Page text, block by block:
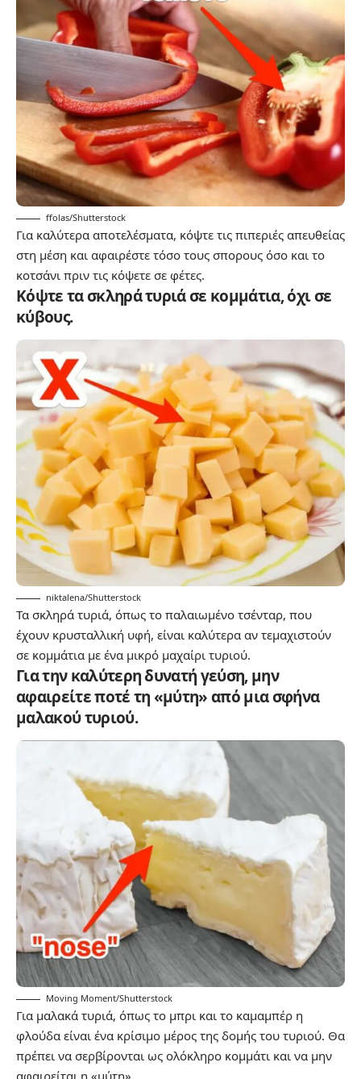
ffolas/Shutterstock
Για καλύτερα αποτελέσματα, κόψτε τις πιπεριές απευθείας
στη μέση και αφαιρέστε τόσο τους σπορους όσο και το
κοτσάνι πριν τις κόψετε σε φέτες.
Κόψτε τα σκληρά τυριά σε κομμάτια, όχι σε
κύβους.
niktalena/Shutterstock
Τα σκληρά τυριά, όπως το παλαιωμένο τσένταρ, που
έχουν κρυσταλλική υφή, είναι καλύτερα αν τεμαχιστούν
σε κομμάτια με ένα μικρό μαχαίρι τυριού.
Για την καλύτερη δυνατή γεύση, μην
αφαιρείτε ποτέ τη «μύτη» από μια σφήνα
μαλακού τυριού.
Moving Moment/Shutterstock
Για μαλακά τυριά, όπως το μπρι και το καμαμπέρ η
φλούδα είναι ένα κρίσιμο μέρος της δομής του τυριού. Θα
πρέπει να σερβίρονται ως ολόκληρο κομμάτι και να μην